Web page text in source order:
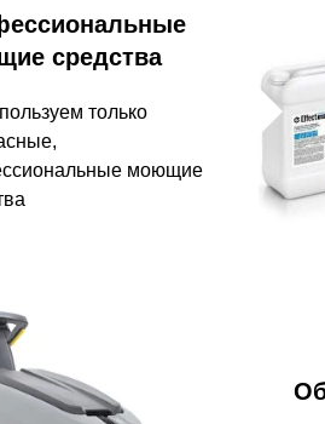
средства
только
моющие